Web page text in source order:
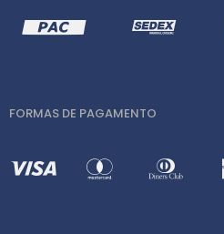
FORMAS DE PAGAMENTO